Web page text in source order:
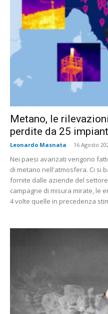
Metano, le
perdite da 25
Leonardo Masnata - 16 Agosto
Nei paesi avanzati vengono
di metano nell'atmosfera. Ci si
fornite dalle aziende del
campagne di misura mirate, le
4 volte quelle in precedenza